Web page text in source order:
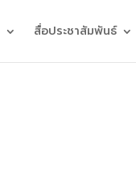
สื่อประชาสัมพันธ์